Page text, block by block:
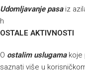
Udomljavanje pasaiz
h
OSTALE AKTIVNOSTI
O ostalim uslugamakoje
saznati više u